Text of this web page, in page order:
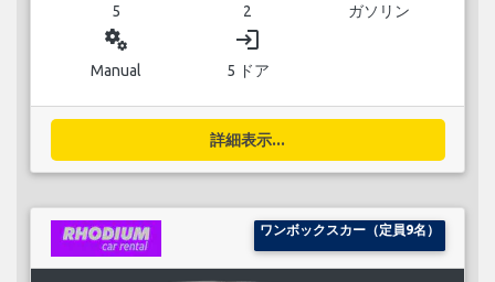
5 2 ガソリン
miscellaneous_services
Manual
login
5 ドア
詳細表示...
ワンボックスカー（定員9名）